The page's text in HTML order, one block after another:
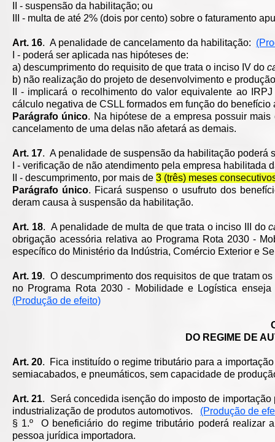
II - suspensão da habilitação; ou
III - multa de até 2% (dois por cento) sobre o faturamento
Art. 16. A penalidade de cancelamento da habilitação:
I - poderá ser aplicada nas hipóteses de:
a) descumprimento do requisito de que trata o inciso IV do
b) não realização do projeto de desenvolvimento e
II - implicará o recolhimento do valor equivalente ao
cálculo negativa de CSLL formados em função do
Parágrafo único. Na hipótese de a empresa possuir
cancelamento de uma delas não afetará as demais.
Art. 17. A penalidade de suspensão da habilitação
I - verificação de não atendimento pela empresa habilitada
II - descumprimento, por mais de 3 (três) meses
Parágrafo único. Ficará suspenso o usufruto dos
deram causa à suspensão da habilitação.
Art. 18. A penalidade de multa de que trata o inciso III do
obrigação acessória relativa ao Programa Rota 2030 -
específico do Ministério da Indústria, Comércio Exterior e
Art. 19. O descumprimento dos requisitos de que tratam
no Programa Rota 2030 - Mobilidade e Logística
(Produção de efeito)
DO REGIME DE
Art. 20. Fica instituído o regime tributário para a
semiacabados, e pneumáticos, sem capacidade de
Art. 21. Será concedida isenção do imposto de
industrialização de produtos automotivos. (Produção de
§ 1.º O beneficiário do regime tributário poderá realizar
pessoa jurídica importadora.